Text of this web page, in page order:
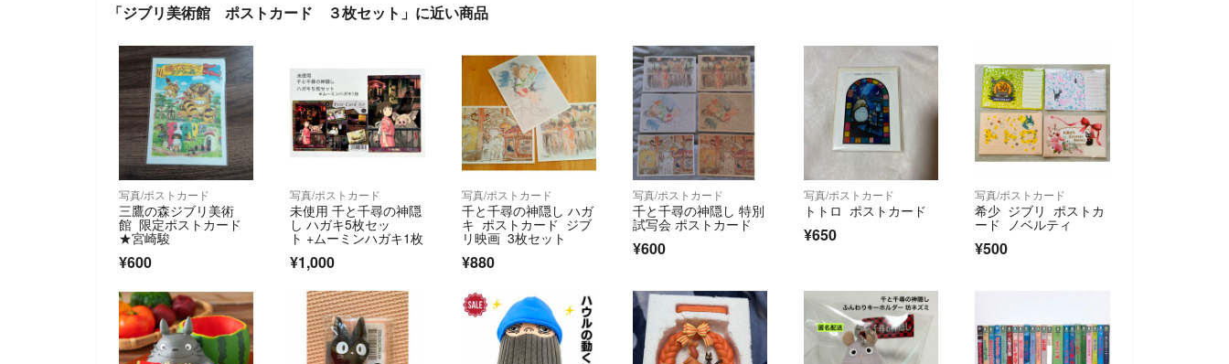
「ジブリ美術館 ポストカード ３枚セット」に近い商品
写真/ポストカード
三鷹の森ジブリ美術
館 限定ポストカード
★宮崎駿
¥600
写真/ポストカード
未使用 千と千尋の神隠
し ハガキ5枚セッ
ト +ムーミンハガキ1枚
¥1,000
写真/ポストカード
千と千尋の神隠し ハガ
キ ポストカード ジブ
リ映画 3枚セット
¥880
写真/ポストカード
千と千尋の神隠し 特別
試写会 ポストカード
¥600
写真/ポストカード
トトロ ポストカード
¥650
写真/ポストカード
希少 ジブリ ポストカ
ード ノベルティ
¥500